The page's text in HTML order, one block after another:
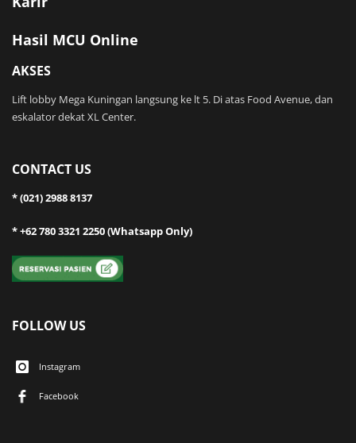
Hasil MCU Online
AKSES
Lift lobby Mega Kuningan langsung ke lt 5. Di atas Food Avenue, dan
eskalator dekat XL Center.
CONTACT US
* (021) 2988 8137
* +62 780 3321 2250 (Whatsapp Only)
FOLLOW US
Instagram
Facebook